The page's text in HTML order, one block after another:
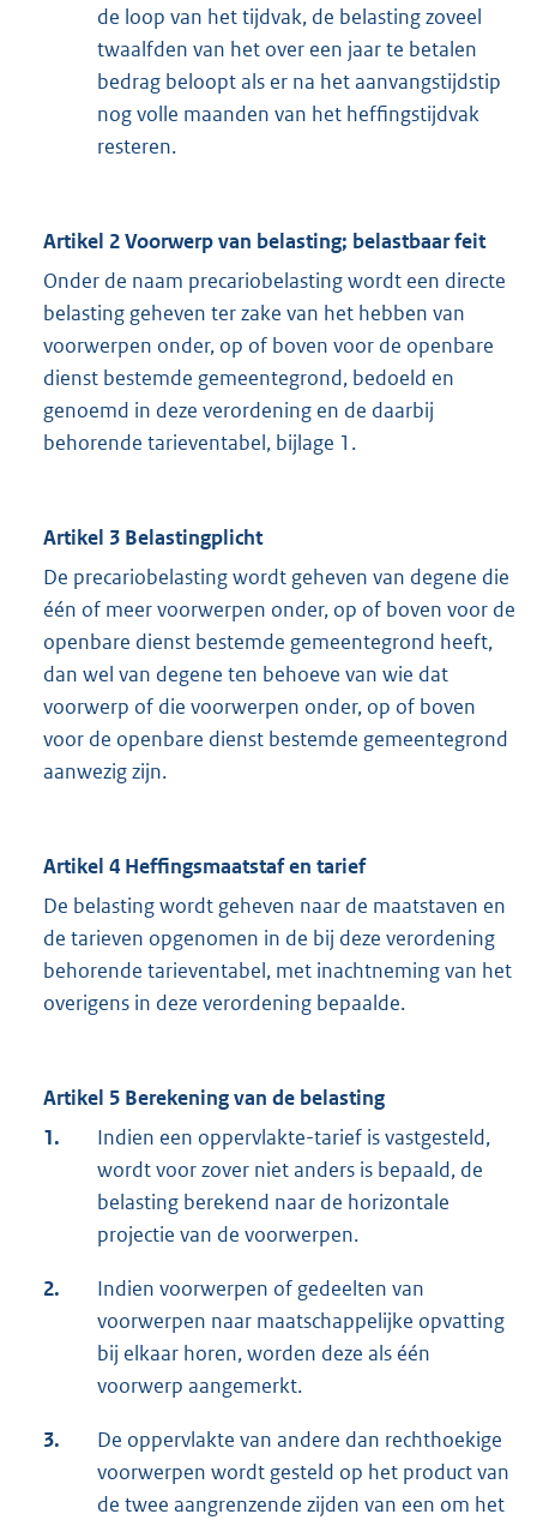
de loop van het tijdvak, de belasting zoveel
twaalfden van het over een jaar te betalen
bedrag beloopt als er na het aanvangstijdstip
nog volle maanden van het heffingstijdvak
resteren.
Artikel 2 Voorwerp van belasting; belastbaar feit
Onder de naam precariobelasting wordt een directe
belasting geheven ter zake van het hebben van
voorwerpen onder, op of boven voor de openbare
dienst bestemde gemeentegrond, bedoeld en
genoemd in deze verordening en de daarbij
behorende tarieventabel, bijlage 1.
Artikel 3 Belastingplicht
De precariobelasting wordt geheven van degene die
één of meer voorwerpen onder, op of boven voor de
openbare dienst bestemde gemeentegrond heeft,
dan wel van degene ten behoeve van wie dat
voorwerp of die voorwerpen onder, op of boven
voor de openbare dienst bestemde gemeentegrond
aanwezig zijn.
Artikel 4 Heffingsmaatstaf en tarief
De belasting wordt geheven naar de maatstaven en
de tarieven opgenomen in de bij deze verordening
behorende tarieventabel, met inachtneming van het
overigens in deze verordening bepaalde.
Artikel 5 Berekening van de belasting
1.
Indien een oppervlakte-tarief is vastgesteld,
wordt voor zover niet anders is bepaald, de
belasting berekend naar de horizontale
projectie van de voorwerpen.
2.
Indien voorwerpen of gedeelten van
voorwerpen naar maatschappelijke opvatting
bij elkaar horen, worden deze als één
voorwerp aangemerkt.
3.
De oppervlakte van andere dan rechthoekige
voorwerpen wordt gesteld op het product van
de twee aangrenzende zijden van een om het